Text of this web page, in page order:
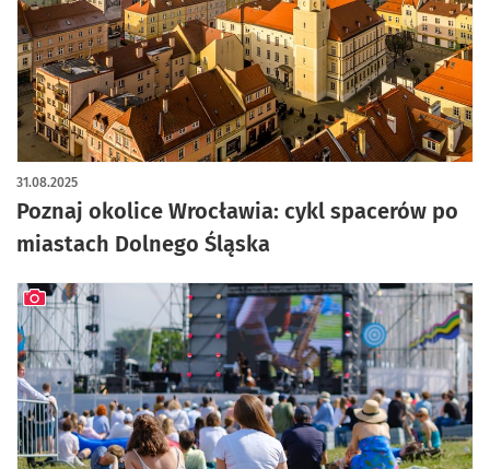
Poznaj okolice Wrocławia: cykl spacerów po
miastach Dolnego Śląska
31.08.2025
artykuł z galerią zdjęć